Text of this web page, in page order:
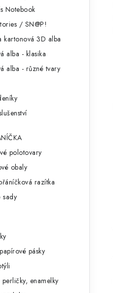
Notebook
/ SN@P!
kartonová 3D alba
alba - klasika
alba - různé tvary
polotovary
obaly
razítka
sady
pásky
perličky, enamelky